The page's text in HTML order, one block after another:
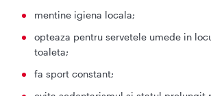
mentine igiena locala;
opteaza pentru servetele umede in
toaleta;
fa sport constant;